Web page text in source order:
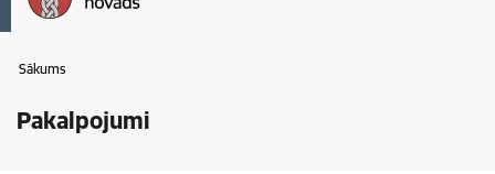
Sākums
Pakalpojumi